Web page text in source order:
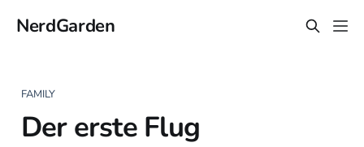
NerdGarden
FAMILY
Der erste Flug